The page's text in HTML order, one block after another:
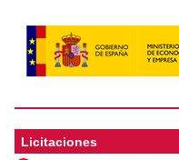
Licitaciones